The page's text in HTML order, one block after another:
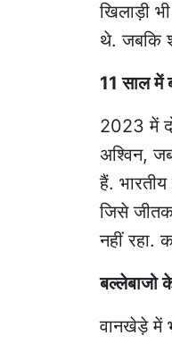
खिलाड़ी
थे. जबकि
11 साल
2023 में
अश्विन,
हैं.
जिसे
नहीं रहा.
बल्लेबाजो
वानखेड़े में